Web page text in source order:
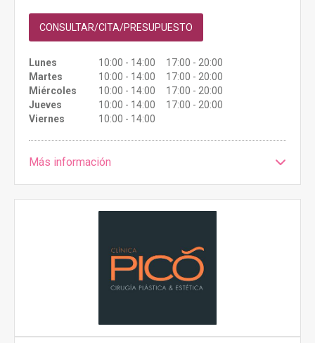
CONSULTAR/CITA/PRESUPUESTO
Lunes
10:00 - 14:00 17:00 - 20:00
Martes
10:00 - 14:00 17:00 - 20:00
Miércoles
10:00 - 14:00 17:00 - 20:00
Jueves
10:00 - 14:00 17:00 - 20:00
Viernes
10:00 - 14:00
Más información